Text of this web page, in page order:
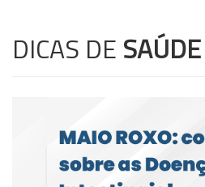
DICAS DE SAÚDE